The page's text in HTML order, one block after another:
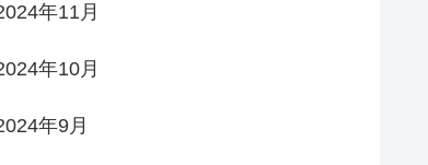
年11月
年10月
年9月